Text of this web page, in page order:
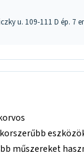
u. 109-111 D ép. 7
műszereket